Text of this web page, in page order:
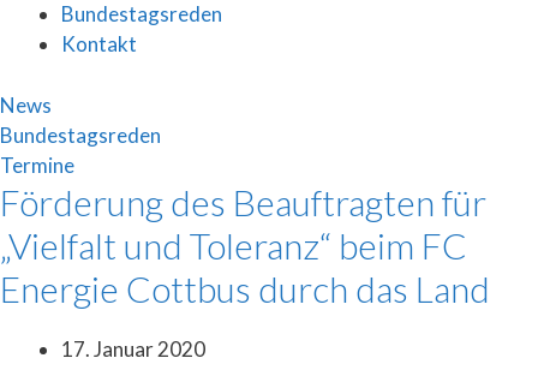
Bundestagsreden
Kontakt
News
Bundestagsreden
Termine
Förderung des Beauftragten für
„Vielfalt und Toleranz“ beim FC
Energie Cottbus durch das Land
17. Januar 2020